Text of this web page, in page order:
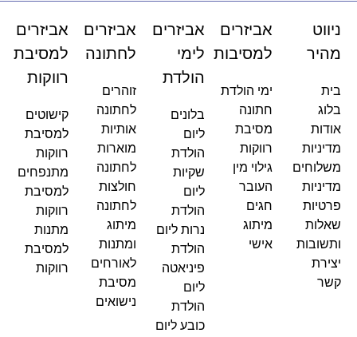
ניווט
מהיר
בית
בלוג
אודות
מדיניות
משלוחים
מדיניות
פרטיות
שאלות
ותשובות
יצירת
קשר
אביזרים
למסיבות
ימי הולדת
חתונה
מסיבת
רווקות
גילוי מין
העובר
חגים
מיתוג
אישי
אביזרים
לימי
הולדת
בלונים
ליום
הולדת
שקיות
ליום
הולדת
נרות ליום
הולדת
פיניאטה
ליום
הולדת
כובע ליום
אביזרים
לחתונה
זוהרים
לחתונה
אותיות
מוארות
לחתונה
חולצות
לחתונה
מיתוג
ומתנות
לאורחים
מסיבת
נישואים
אביזרים
למסיבת
רווקות
קישוטים
למסיבת
רווקות
מתנפחים
למסיבת
רווקות
מתנות
למסיבת
רווקות